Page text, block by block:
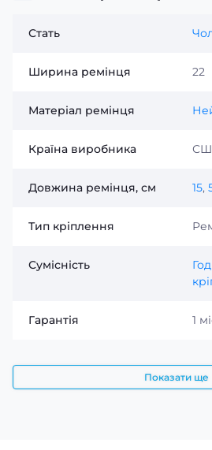
Стать
Ширина ремінця 22
Матеріал ремінця
Країна виробника
Довжина ремінця, см 15,
Тип кріплення
Сумісність
Гарантія 1
Показати ще